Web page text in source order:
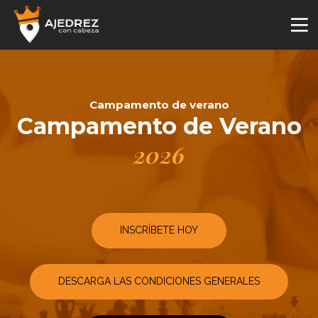
4 29 2
Campamento de verano
Campamento de Verano
2026
INSCRÍBETE HOY
DESCARGA LAS CONDICIONES GENERALES